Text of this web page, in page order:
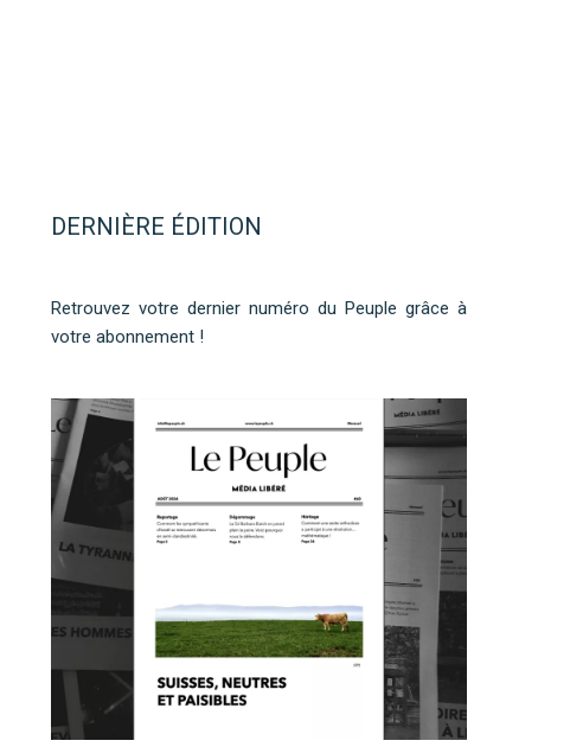
DERNIÈRE ÉDITION
Retrouvez votre dernier numéro du Peuple grâce à
votre abonnement !